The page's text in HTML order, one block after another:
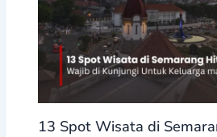
13 Spot Wisata di